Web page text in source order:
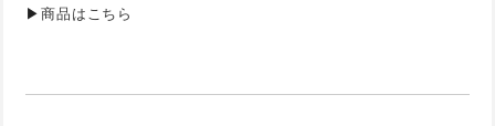
▶商品はこちら